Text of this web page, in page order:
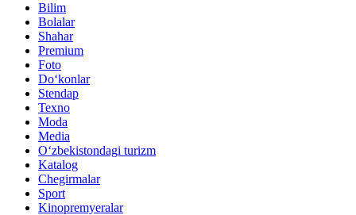
Bilim
Bolalar
Shahar
Premium
Foto
Do‘konlar
Stendap
Texno
Moda
Media
O‘zbekistondagi turizm
Katalog
Chegirmalar
Sport
Kinopremyeralar